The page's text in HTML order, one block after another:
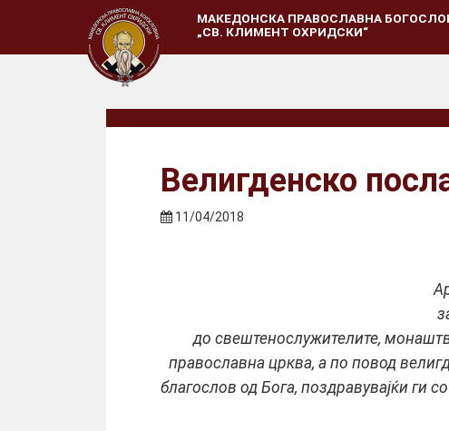
МАКЕДОНСКА ПРАВОСЛАВНА
„СВ. КЛИМЕНТ ОХРИДСКИ“
Велигденско
11/04/2018
до свештенослужителите,
православна црква, а по повод
благослов од Бога, поздравувајќи ги